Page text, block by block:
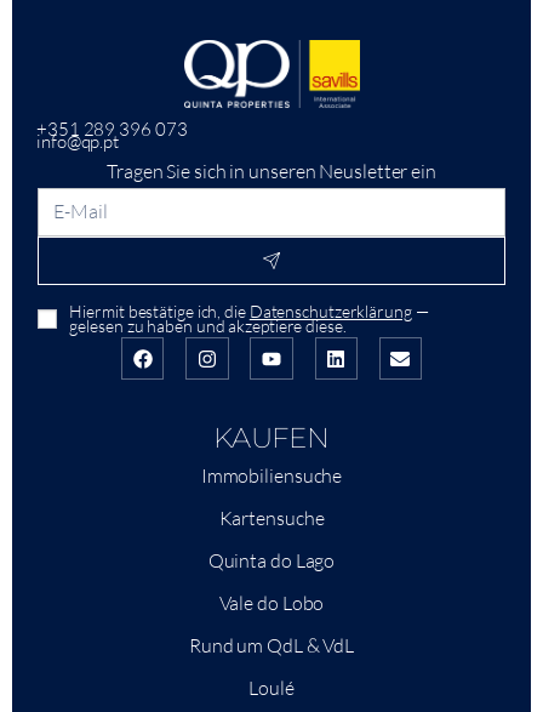
+351 289 396 073
info@qp.pt
Tragen Sie sich in unseren Neusletter ein
Hiermit bestätige ich, die Datenschutzerklärung—
gelesen zu haben und akzeptiere diese.
KAUFEN
Immobiliensuche
Kartensuche
Quinta do Lago
Vale do Lobo
Rund um QdL & VdL
Loulé